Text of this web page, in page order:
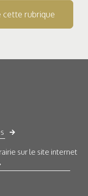
cette rubrique
sur le site internet